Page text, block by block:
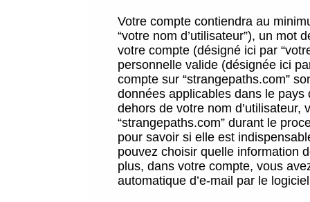
Votre compte contiendra au
“votre nom d’utilisateur”), un mot
votre compte (désigné ici par
personnelle valide (désignée ici
compte sur “strangepaths.com”
données applicables dans le
dehors de votre nom
“strangepaths.com” durant le
pour savoir si elle est
pouvez choisir quelle information
plus, dans votre compte, vous
automatique d’e-mail par le